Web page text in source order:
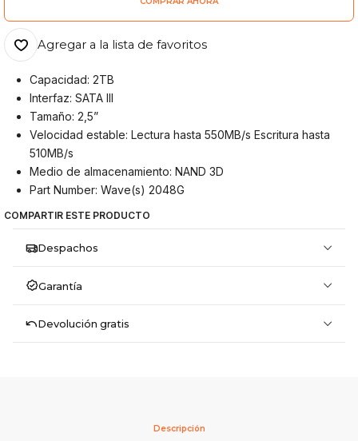
Agregar a la lista de favoritos
Capacidad: 2TB
Interfaz: SATA III
Tamaño: 2,5”
Velocidad estable: Lectura hasta 550MB/s Escritura hasta
510MB/s
Medio de almacenamiento: NAND 3D
Part Number: Wave(s) 2048G
COMPARTIR ESTE PRODUCTO
Despachos
Garantía
Devolución gratis
Descripción